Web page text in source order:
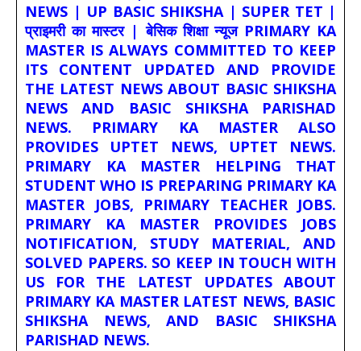
NEWS | UP BASIC SHIKSHA | SUPER TET |
प्राइमरी का मास्टर | बेसिक शिक्षा न्यूज PRIMARY KA
MASTER IS ALWAYS COMMITTED TO KEEP
ITS CONTENT UPDATED AND PROVIDE
THE LATEST NEWS ABOUT BASIC SHIKSHA
NEWS AND BASIC SHIKSHA PARISHAD
NEWS. PRIMARY KA MASTER ALSO
PROVIDES UPTET NEWS, UPTET NEWS.
PRIMARY KA MASTER HELPING THAT
STUDENT WHO IS PREPARING PRIMARY KA
MASTER JOBS, PRIMARY TEACHER JOBS.
PRIMARY KA MASTER PROVIDES JOBS
NOTIFICATION, STUDY MATERIAL, AND
SOLVED PAPERS. SO KEEP IN TOUCH WITH
US FOR THE LATEST UPDATES ABOUT
PRIMARY KA MASTER LATEST NEWS, BASIC
SHIKSHA NEWS, AND BASIC SHIKSHA
PARISHAD NEWS.